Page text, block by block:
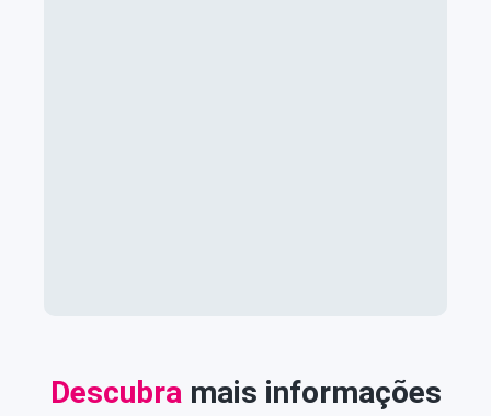
Descubramais informações